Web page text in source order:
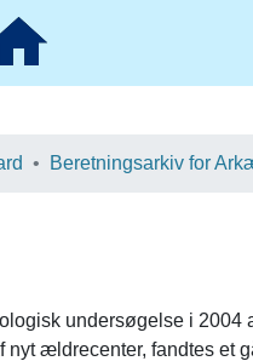
undersøgelse i 2004
nyt ældrecenter, fandtes et